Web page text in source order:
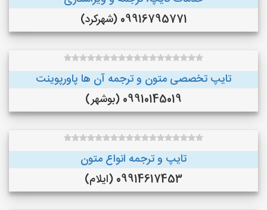
09916795771 (شهرکرد)
تایپ تخصصی متون و ترجمه آن ها پاورپوینت
09910145019 (بوشهر)
تایپ و ترجمه انواع متون
09914617453 (ایلام)